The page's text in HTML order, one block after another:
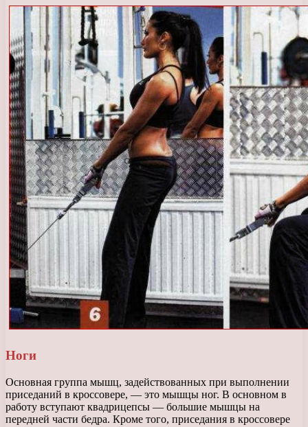
Ноги
Основная группа мышц, задействованных при выполнении
приседаний в кроссовере, — это мышцы ног. В основном в
работу вступают квадрицепсы — большие мышцы на
передней части бедра. Кроме того, приседания в кроссовере